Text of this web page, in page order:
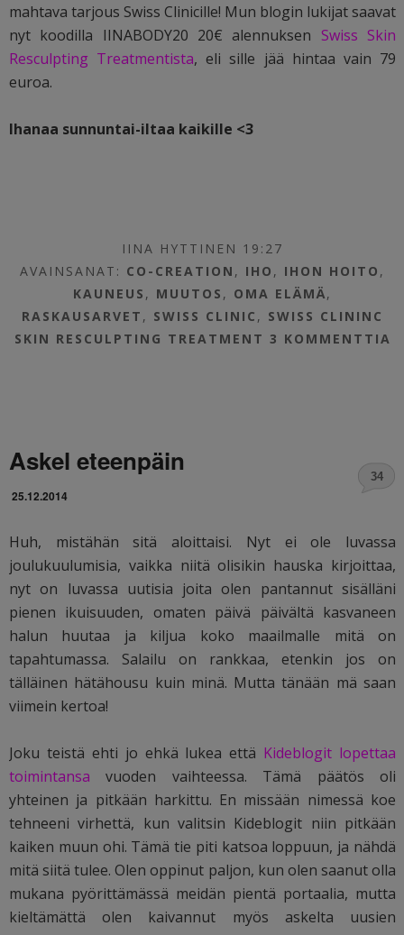
mahtava tarjous Swiss Clinicille! Mun blogin lukijat saavat
nyt koodilla IINABODY20 20€ alennuksen Swiss Skin
Resculpting Treatmentista, eli sille jää hintaa vain 79
euroa.
Ihanaa sunnuntai-iltaa kaikille <3
IINA HYTTINEN 19:27
AVAINSANAT: CO-CREATION , IHO , IHON HOITO ,
KAUNEUS , MUUTOS , OMA ELÄMÄ,
RASKAUSARVET , SWISS CLINIC , SWISS CLININC
SKIN RESCULPTING TREATMENT 3 KOMMENTTIA
Askel eteenpäin
25.12.2014
34
Huh, mistähän sitä aloittaisi. Nyt ei ole luvassa
joulukuulumisia, vaikka niitä olisikin hauska kirjoittaa,
nyt on luvassa uutisia joita olen pantannut sisälläni
pienen ikuisuuden, omaten päivä päivältä kasvaneen
halun huutaa ja kiljua koko maailmalle mitä on
tapahtumassa. Salailu on rankkaa, etenkin jos on
tälläinen hätähousu kuin minä. Mutta tänään mä saan
viimein kertoa!
Joku teistä ehti jo ehkä lukea että Kideblogit lopettaa
toimintansa vuoden vaihteessa. Tämä päätös oli
yhteinen ja pitkään harkittu. En missään nimessä koe
tehneeni virhettä, kun valitsin Kideblogit niin pitkään
kaiken muun ohi. Tämä tie piti katsoa loppuun, ja nähdä
mitä siitä tulee. Olen oppinut paljon, kun olen saanut olla
mukana pyörittämässä meidän pientä portaalia, mutta
kieltämättä olen kaivannut myös askelta uusien